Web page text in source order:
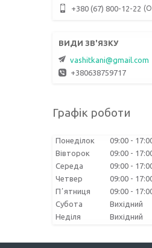
+380 (67) 800-12-22
vashitkani@gmail.com
+380638759717
Графік роботи
Понеділок 09:00
Вівторок
09:00
Середа
09:00
Четвер
09:00
Пʼятниця
09:00
Субота
Вихідний
Неділя
Вихідний